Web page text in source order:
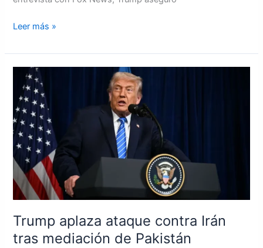
Leer más »
Trump aplaza ataque contra Irán
tras mediación de Pakistán
Trump
aplaza
ataque
contra
Irán
tras
mediación
de
Pakistán